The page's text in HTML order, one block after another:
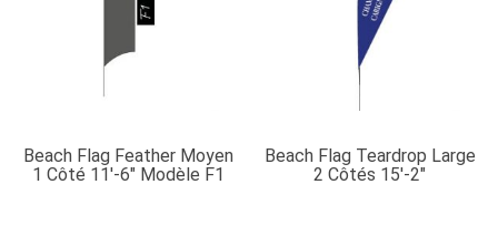
Beach Flag Feather Moyen
1 Côté 11′-6″ Modèle F1
Beach Flag Teardrop Large
2 Côtés 15′-2″